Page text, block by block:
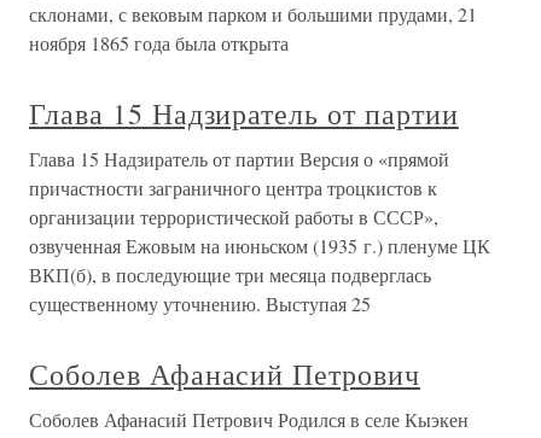
склонами, с вековым парком и большими прудами, 21
ноября 1865 года была открыта
Глава 15 Надзиратель от партии
Глава 15 Надзиратель от партии Версия о «прямой
причастности заграничного центра троцкистов к
организации террористической работы в СССР»,
озвученная Ежовым на июньском (1935 г.) пленуме ЦК
ВКП(б), в последующие три месяца подверглась
существенному уточнению. Выступая 25
Соболев Афанасий Петрович
Соболев Афанасий Петрович Родился в селе Кыэкен